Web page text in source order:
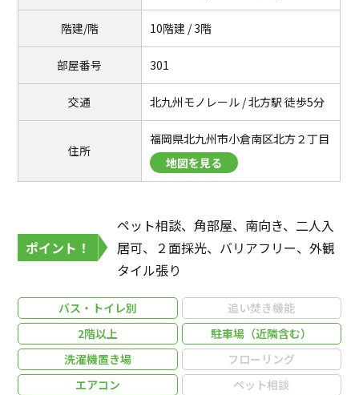
階建/階 10階建 / 3階
部屋番号 301
交通 北九州モノレール / 北方駅 徒歩5分
住所
福岡県北九州市小倉南区北方２丁目
地図を見る
ポイント！
ペット相談、角部屋、南向き、二人入
居可、２面採光、バリアフリー、外観
タイル張り
バス・トイレ別
追い焚き機能
2階以上
駐車場（近隣含む）
洗濯機置き場
フローリング
エアコン
ペット相談